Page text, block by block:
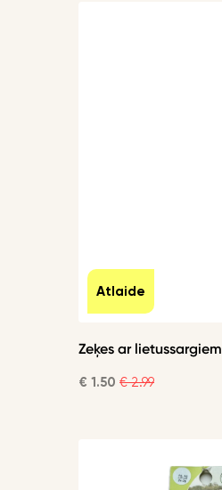
Atlaide
Zeķes ar lietussargiem
€ 1.50 € 2.99